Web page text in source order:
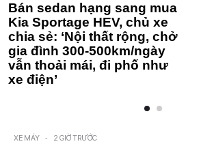
Bán sedan hạng sang mua
Kia Sportage HEV, chủ xe
chia sẻ: ‘Nội thất rộng, chở
gia đình 300-500km/ngày
vẫn thoải mái, đi phố như
xe điện’
XE MÁY - 2 GIỜ TRƯỚC